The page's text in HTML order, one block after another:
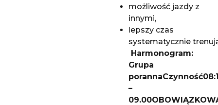
możliwość jazdy z
innymi,
lepszy czas
systematycznie
Harmonogram:
Grupa
–